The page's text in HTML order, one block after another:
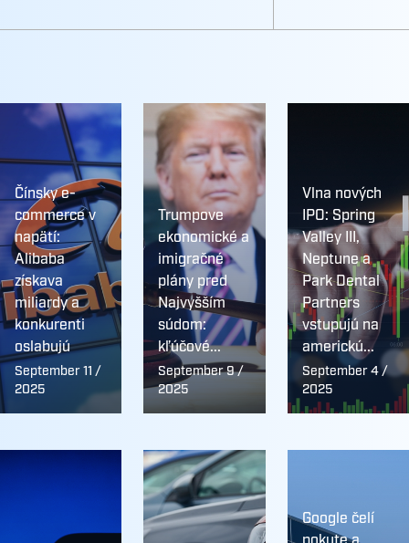
Čínsky e-
commerce v
napätí:
Alibaba
získava
miliardy a
konkurenti
oslabujú
September 11 /
2025
Trumpove
ekonomické a
imigračné
plány pred
Najvyšším
súdom:
kľúčové...
September 9 /
2025
Vlna nových
IPO: Spring
Valley III,
Neptune a
Park Dental
Partners
vstupujú na
americkú...
September 4 /
2025
Google čelí